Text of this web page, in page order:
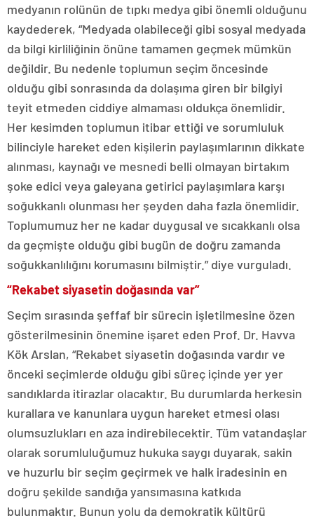
medyanın rolünün de tıpkı medya gibi önemli olduğunu
kaydederek, “Medyada olabileceği gibi sosyal medyada
da bilgi kirliliğinin önüne tamamen geçmek mümkün
değildir. Bu nedenle toplumun seçim öncesinde
olduğu gibi sonrasında da dolaşıma giren bir bilgiyi
teyit etmeden ciddiye almaması oldukça önemlidir.
Her kesimden toplumun itibar ettiği ve sorumluluk
bilinciyle hareket eden kişilerin paylaşımlarının dikkate
alınması, kaynağı ve mesnedi belli olmayan birtakım
şoke edici veya galeyana getirici paylaşımlara karşı
soğukkanlı olunması her şeyden daha fazla önemlidir.
Toplumumuz her ne kadar duygusal ve sıcakkanlı olsa
da geçmişte olduğu gibi bugün de doğru zamanda
soğukkanlılığını korumasını bilmiştir.” diye vurguladı.
“Rekabet siyasetin doğasında var”
Seçim sırasında şeffaf bir sürecin işletilmesine özen
gösterilmesinin önemine işaret eden Prof. Dr. Havva
Kök Arslan, “Rekabet siyasetin doğasında vardır ve
önceki seçimlerde olduğu gibi süreç içinde yer yer
sandıklarda itirazlar olacaktır. Bu durumlarda herkesin
kurallara ve kanunlara uygun hareket etmesi olası
olumsuzlukları en aza indirebilecektir. Tüm vatandaşlar
olarak sorumluluğumuz hukuka saygı duyarak, sakin
ve huzurlu bir seçim geçirmek ve halk iradesinin en
doğru şekilde sandığa yansımasına katkıda
bulunmaktır. Bunun yolu da demokratik kültürü